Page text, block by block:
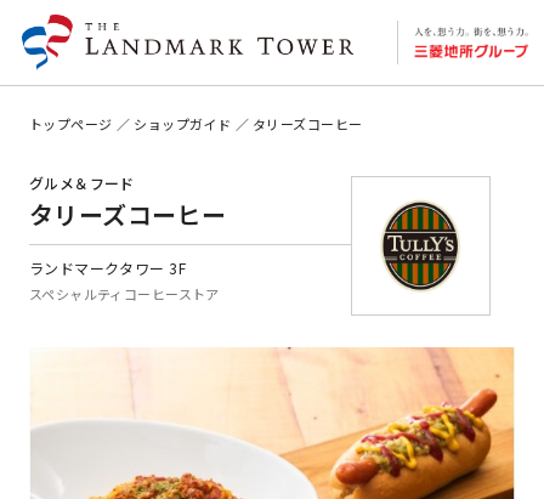
トップページ ショップガイド タリーズコーヒー
グルメ＆フード
タリーズコーヒー
ランドマークタワー 3F
スペシャルティコーヒーストア